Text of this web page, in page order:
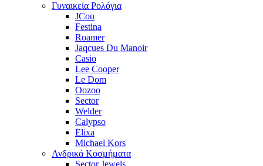
Γυναικεία Ρολόγια
JCou
Festina
Roamer
Jaqcues Du Manoir
Casio
Lee Cooper
Le Dom
Oozoo
Sector
Welder
Calypso
Elixa
Michael Kors
Ανδρικά Κοσμήματα